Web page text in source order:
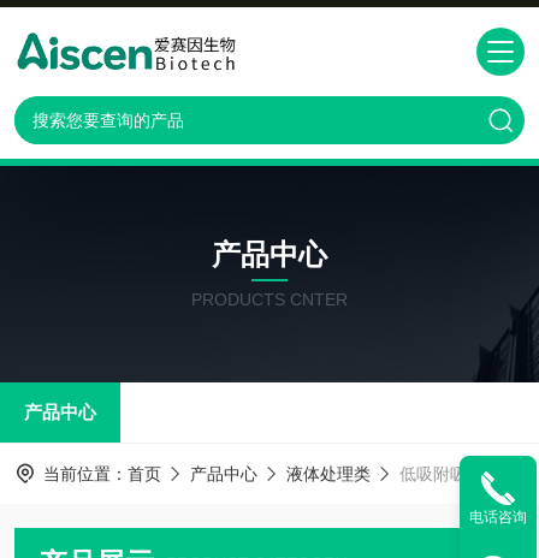
产品中心
PRODUCTS CNTER
产品中心
当前位置： 首页 产品中心 液体处理类 低吸附吸头 盒装
电话咨询